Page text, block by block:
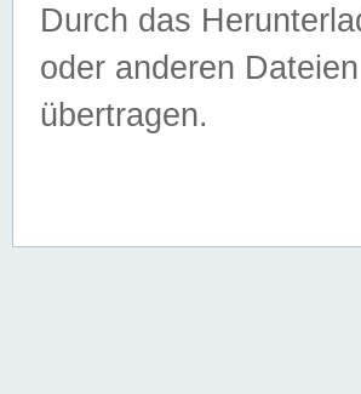
Durch das
oder anderen
übertragen.